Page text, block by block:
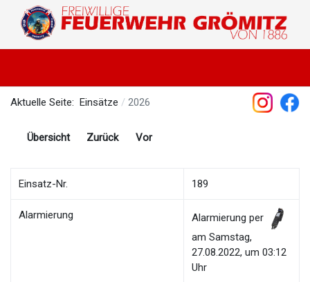
Aktuelle Seite: Einsätze 2026
Übersicht Zurück Vor
Einsatz-Nr. 189
Alarmierung
Alarmierung per
am Samstag,
27.08.2022, um 03:12
Uhr